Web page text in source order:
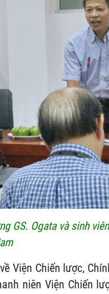
GS. Ogata và sinh
Viện Chiến lược,
niên Viện Chiến